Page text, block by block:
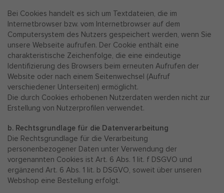
Bei Cookies handelt es sich um Textdateien, die im
Internetbrowser bzw. vom Internetbrowser auf dem
Computersystem des Nutzers gespeichert werden, wenn Sie
unsere Webseite aufrufen. Der Cookie enthält eine
charakteristische Zeichenfolge, die eine eindeutige
Identifizierung des Browsers beim erneuten Aufrufen der
Website oder nach einem Seitenwechsel (Aufruf
verschiedener Unterseiten) ermöglicht.
Die durch Cookies erhobenen Nutzerdaten werden nicht zur
Erstellung von Nutzerprofilen verwendet.
b. Rechtsgrundlage für die Datenverarbeitung
Die Rechtsgrundlage für die Verarbeitung
personenbezogener Daten unter Verwendung der
vorgenannten Cookies ist Art. 6 Abs. 1 lit. f DSGVO und
ergänzend Art. 6 Abs. 1 lit. b DSGVO, soweit über unseren
Webshop eine Bestellung erfolgt.